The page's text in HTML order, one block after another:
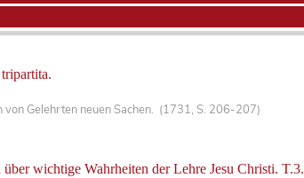
von Gelehrten neuen Sachen. (1731, S. 206-207)
wichtige Wahrheiten der Lehre Jesu Christi. T.3.